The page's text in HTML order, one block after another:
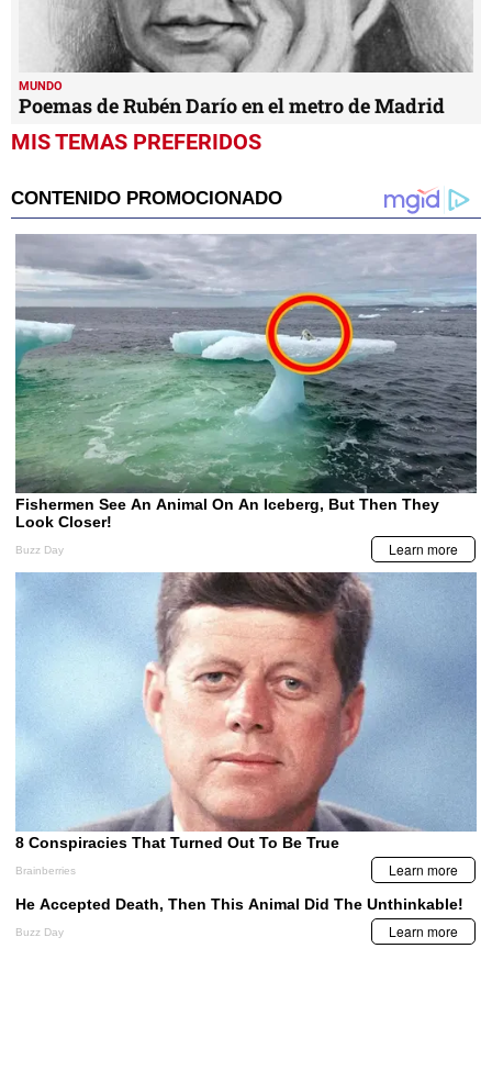
MUNDO
Poemas de Rubén Darío en el metro de Madrid
MIS TEMAS PREFERIDOS